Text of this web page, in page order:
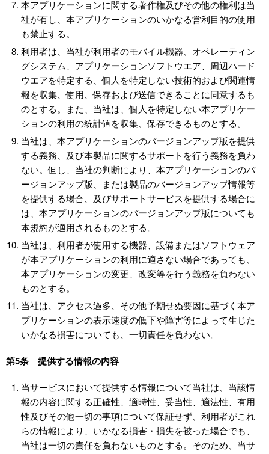
本アプリケーションに関する著作権及びその他の権利は当
社が有し、本アプリケーションのいかなる営利目的の使用
も禁止する。
利用者は、当社が利用者のモバイル機器、オペレーティン
グシステム、アプリケーションソフトウエア、周辺ハード
ウエアを特定する、個人を特定しない技術的および関連情
報を収集、使用、保存および送信できることに同意するも
のとする。また、当社は、個人を特定しない本アプリケー
ションの利用の統計値を収集、保存できるものとする。
当社は、本アプリケーションのバージョンアップ版を提供
する義務、及び本製品に関するサポートを行う義務を負わ
ない。但し、当社の判断により、本アプリケーションのバ
ージョンアップ版、または製品のバージョンアップ情報等
を提供する場合、及びサポートサービスを提供する場合に
は、本アプリケーションのバージョンアップ版についても
本規約が適用されるものとする。
当社は、利用者が使用する機器、設備またはソフトウェア
が本アプリケーションの利用に適さない場合であっても、
本アプリケーションの変更、改変等を行う義務を負わない
ものとする。
当社は、アクセス過多、その他予期せぬ要因に基づく本ア
プリケーションの表示速度の低下や障害等によって生じた
いかなる損害についても、一切責任を負わない。
第5条 提供する情報の内容
当サービスにおいて提供する情報について当社は、当該情
報の内容に関する正確性、適時性、妥当性、適法性、有用
性及びその他一切の事項について保証せず、利用者がこれ
らの情報により、いかなる損害・損失を被った場合でも、
当社は一切の責任を負わないものとする。そのため、当サ